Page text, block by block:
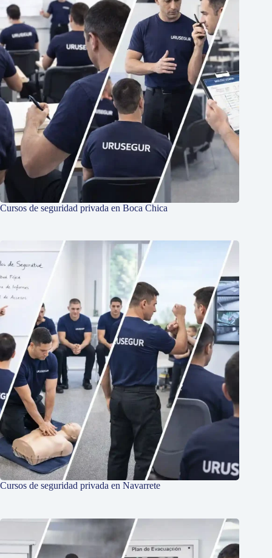
Cursos de seguridad privada en Boca Chica
Cursos de seguridad privada en Navarrete